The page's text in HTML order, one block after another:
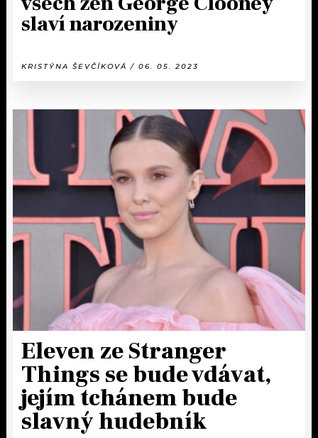
slaví narozeniny
KRISTÝNA ŠEVČÍKOVÁ / 06. 05. 2023
Eleven ze Stranger
Things se bude vdávat,
jejím tchánem bude
slavný hudebník